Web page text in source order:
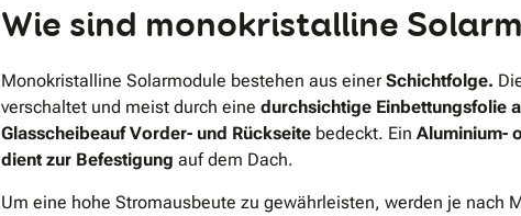
Wie sind monokristalline
Monokristalline Solarmodule bestehen aus einerSchichtfolge.
verschaltet und meist durch eine durchsichtige Einbettungsfolie
Glasscheibeauf Vorder- und Rückseite bedeckt. Ein Aluminium-
dient zur Befestigung auf dem Dach.
Um eine hohe Stromausbeute zu gewährleisten, werden je nach